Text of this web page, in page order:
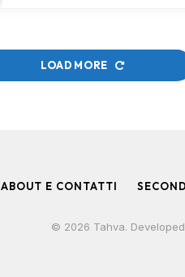
LOAD MORE
ABOUT E CONTATTI
© 2026 Tahva.